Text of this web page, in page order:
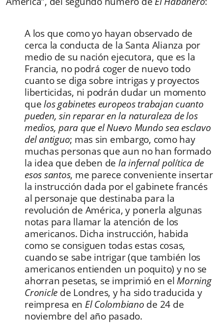
A los que como yo hayan observado de
cerca la conducta de la Santa Alianza por
medio de su nación ejecutora, que es la
Francia, no podrá coger de nuevo todo
cuanto se diga sobre intrigas y proyectos
liberticidas, ni podrán dudar un momento
quelos gabinetes europeos trabajan cuanto
pueden, sin reparar en la naturaleza de los
medios, para que el Nuevo Mundo sea esclavo
del antiguo; mas sin embargo, como hay
muchas personas que aun no han formado
la idea que deben de la infernal política de
esos santos, me parece conveniente insertar
la instrucción dada por el gabinete francés
al personaje que destinaba para la
revolución de América, y ponerla algunas
notas para llamar la atención de los
americanos. Dicha instrucción, habida
como se consiguen todas estas cosas,
cuando se sabe intrigar (que también los
americanos entienden un poquito) y no se
ahorran pesetas, se imprimió en elMorning
Cronicle de Londres, y ha sido traducida y
reimpresa en El Colombiano de 24 de
noviembre del año pasado.